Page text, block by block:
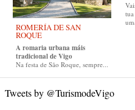
ROMERÍA DE SAN
ROQUE
A romaria urbana máis
tradicional de Vigo
Na festa de São Roque, sempre...
Tweets by @TurismodeVigo